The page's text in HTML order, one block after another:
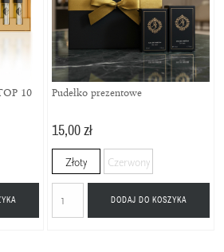
10
Pudełko prezentowe
15,00 zł
Złoty Czerwony
DODAJ DO KOSZYKA